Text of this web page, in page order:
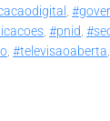
,
, #pnid,
, #televisaoaberta,